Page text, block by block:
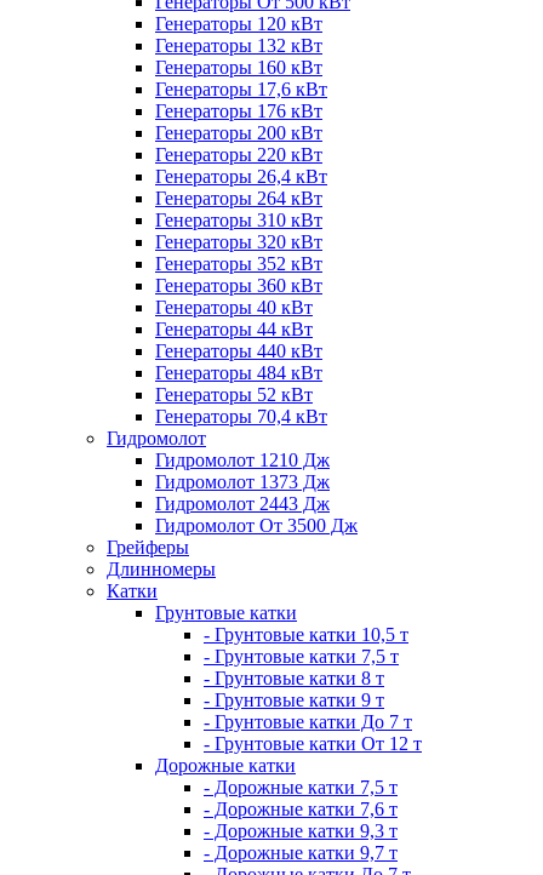
Генераторы 120 кВт
Генераторы 132 кВт
Генераторы 160 кВт
Генераторы 17,6 кВт
Генераторы 176 кВт
Генераторы 200 кВт
Генераторы 220 кВт
Генераторы 26,4 кВт
Генераторы 264 кВт
Генераторы 310 кВт
Генераторы 320 кВт
Генераторы 352 кВт
Генераторы 360 кВт
Генераторы 40 кВт
Генераторы 44 кВт
Генераторы 440 кВт
Генераторы 484 кВт
Генераторы 52 кВт
Генераторы 70,4 кВт
Гидромолот
Гидромолот 1210 Дж
Гидромолот 1373 Дж
Гидромолот 2443 Дж
Гидромолот От 3500 Дж
Грейферы
Длинномеры
Катки
Грунтовые катки
- Грунтовые катки 10,5 т
- Грунтовые катки 7,5 т
- Грунтовые катки 8 т
- Грунтовые катки 9 т
- Грунтовые катки До 7 т
- Грунтовые катки От 12 т
Дорожные катки
- Дорожные катки 7,5 т
- Дорожные катки 7,6 т
- Дорожные катки 9,3 т
- Дорожные катки 9,7 т